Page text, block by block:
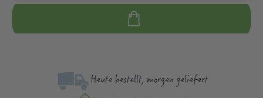
Heute bestellt, morgen geliefert